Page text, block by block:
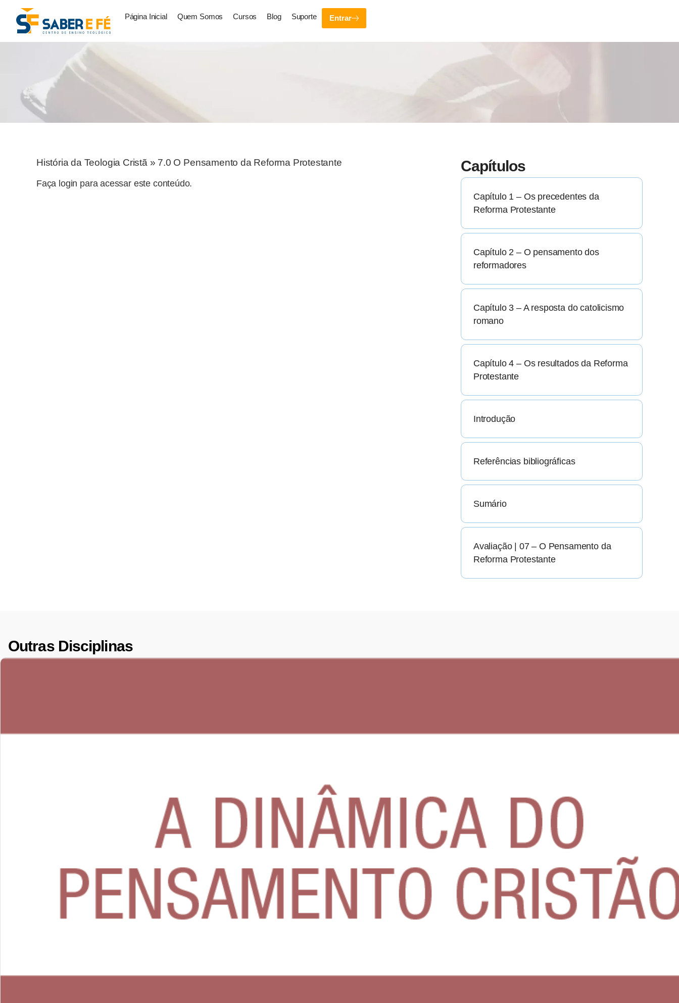
Página Inicial Quem Somos Cursos Blog Suporte Entrar
História da Teologia Cristã » 7.0 O Pensamento da Reforma Protestante
Faça login para acessar este conteúdo.
Capítulos
Capítulo 1 – Os precedentes da
Reforma Protestante
Capítulo 2 – O pensamento dos
reformadores
Capítulo 3 – A resposta do catolicismo
romano
Capítulo 4 – Os resultados da Reforma
Protestante
Introdução
Referências bibliográficas
Sumário
Avaliação | 07 – O Pensamento da
Reforma Protestante
Outras Disciplinas